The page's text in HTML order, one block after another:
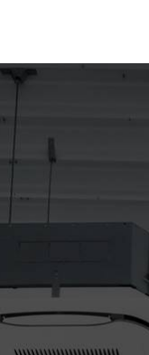
des cookies